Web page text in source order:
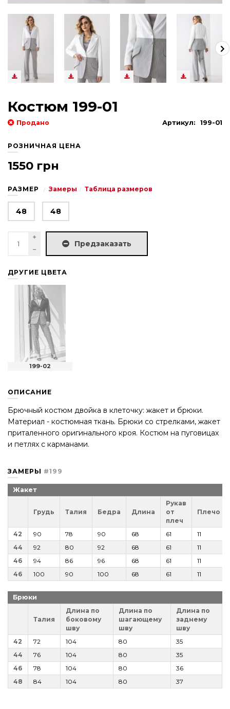
Костюм 199-01
Продано Артикул: 199-01
РОЗНИЧНАЯ ЦЕНА
1550 грн
РАЗМЕР Замеры Таблица размеров
48 48
Предзаказать
ДРУГИЕ ЦВЕТА
199-02
ОПИСАНИЕ
Брючный костюм двойка в клеточку: жакет и брюки.
Материал - костюмная ткань. Брюки со стрелками, жакет
приталенного оригинального кроя. Костюм на пуговицах
и петлях с карманами.
ЗАМЕРЫ #199
Жакет
Грудь Талия Бедра Длина
Рукав
от
плеч
Плечо
42 90 78 90 68 61
11
44
92 80 92 68 61
11
46
94 86 96 68 61
11
46
100 90 100 68 61 11
Брюки
Талия
Длина по
боковому
шву
Длина по
шагающему
шву
Длина по
заднему
шву
42
72 104 80
35
44
76 104 80
35
46
78 104 80
36
48
84 104 80 37